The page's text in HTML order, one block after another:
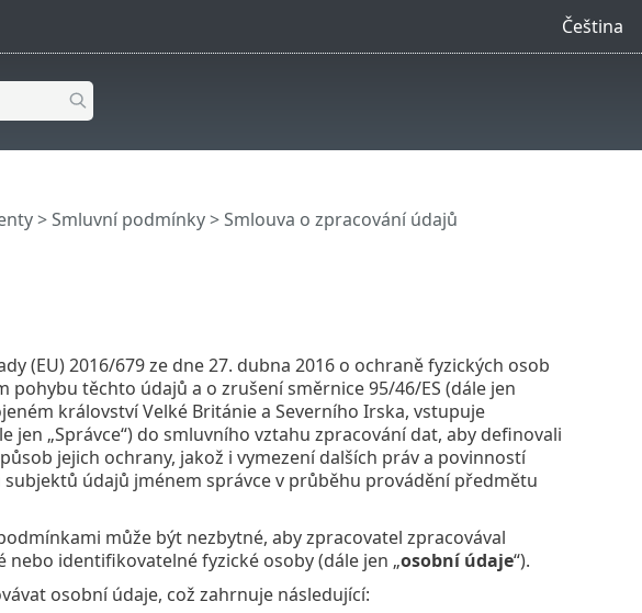
Čeština
>Smluvní podmínky> Smlouva o zpracování údajů
(EU) 2016/679 ze dne 27. dubna 2016 o ochraně fyzických osob
těchto údajů a o zrušení směrnice 95/46/ES (dále jen
království Velké Británie a Severního Irska, vstupuje
jen „Správce“) do smluvního vztahu zpracování dat, aby definovali
jejich ochrany, jakož i vymezení dalších práv a povinností
údajů jménem správce v průběhu provádění předmětu
může být nezbytné, aby zpracovatel zpracovával
identifikovatelné fyzické osoby (dále jen „osobní údaje“).
osobní údaje, což zahrnuje následující: